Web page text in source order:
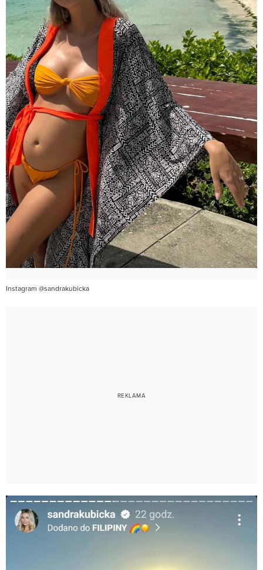
Instagram @sandrakubicka